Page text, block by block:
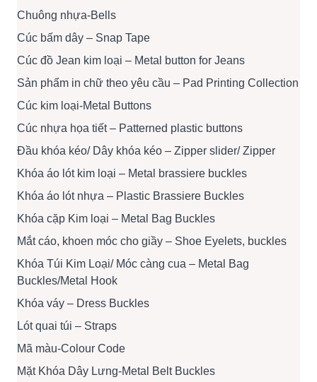
Chuông nhựa-Bells
Cúc bấm dây – Snap Tape
Cúc đồ Jean kim loại – Metal button for Jeans
Sản phẩm in chữ theo yêu cầu – Pad Printing Collection
Cúc kim loại-Metal Buttons
Cúc nhựa họa tiết – Patterned plastic buttons
Đầu khóa kéo/ Dây khóa kéo – Zipper slider/ Zipper
Khóa áo lót kim loại – Metal brassiere buckles
Khóa áo lót nhựa – Plastic Brassiere Buckles
Khóa cặp Kim loại – Metal Bag Buckles
Mắt cáo, khoen móc cho giầy – Shoe Eyelets, buckles
Khóa Túi Kim Loại/ Móc càng cua – Metal Bag
Buckles/Metal Hook
Khóa váy – Dress Buckles
Lót quai túi – Straps
Mã màu-Colour Code
Mặt Khóa Dây Lưng-Metal Belt Buckles